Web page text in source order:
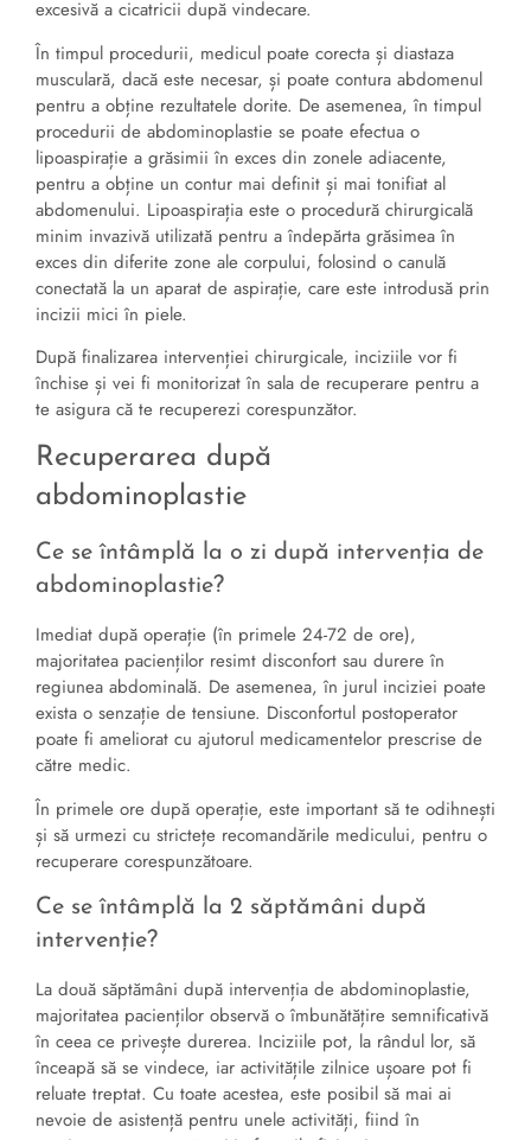
excesivă a cicatricii după vindecare.
În timpul procedurii, medicul poate corecta și diastaza
musculară, dacă este necesar, și poate contura abdomenul
pentru a obține rezultatele dorite. De asemenea, în timpul
procedurii de abdominoplastie se poate efectua o
lipoaspirație a grăsimii în exces din zonele adiacente,
pentru a obține un contur mai definit și mai tonifiat al
abdomenului. Lipoaspirația este o procedură chirurgicală
minim invazivă utilizată pentru a îndepărta grăsimea în
exces din diferite zone ale corpului, folosind o canulă
conectată la un aparat de aspirație, care este introdusă prin
incizii mici în piele.
După finalizarea intervenției chirurgicale, inciziile vor fi
închise și vei fi monitorizat în sala de recuperare pentru a
te asigura că te recuperezi corespunzător.
Recuperarea după
abdominoplastie
Ce se întâmplă la o zi după intervenția de
abdominoplastie?
Imediat după operație (în primele 24-72 de ore),
majoritatea pacienților resimt disconfort sau durere în
regiunea abdominală. De asemenea, în jurul inciziei poate
exista o senzație de tensiune. Disconfortul postoperator
poate fi ameliorat cu ajutorul medicamentelor prescrise de
către medic.
În primele ore după operație, este important să te odihnești
și să urmezi cu strictețe recomandările medicului, pentru o
recuperare corespunzătoare.
Ce se întâmplă la 2 săptămâni după
intervenție?
La două săptămâni după intervenția de abdominoplastie,
majoritatea pacienților observă o îmbunătățire semnificativă
în ceea ce privește durerea. Inciziile pot, la rândul lor, să
înceapă să se vindece, iar activitățile zilnice ușoare pot fi
reluate treptat. Cu toate acestea, este posibil să mai ai
nevoie de asistență pentru unele activități, fiind în